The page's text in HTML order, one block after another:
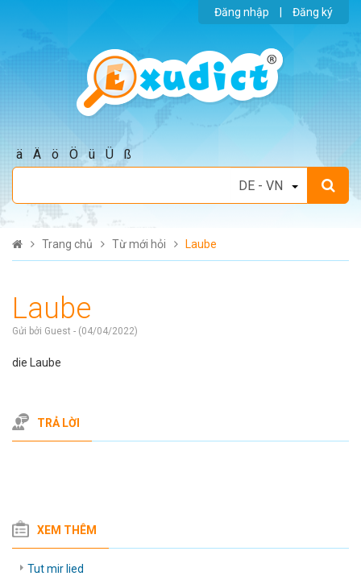
Đăng nhập Đăng ký
ä Ä ö Ö ü Ü ß
Trang chủ Từ mới hỏi Laube
Laube
Gửi bởi Guest - (04/04/2022)
die Laube
TRẢ LỜI
XEM THÊM
Tut mir lied